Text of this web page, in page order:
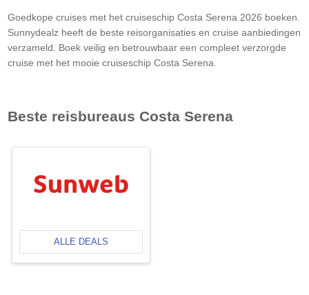
Goedkope cruises met het cruiseschip Costa Serena 2026 boeken.
Sunnydealz heeft de beste reisorganisaties en cruise aanbiedingen
verzameld. Boek veilig en betrouwbaar een compleet verzorgde
cruise met het mooie cruiseschip Costa Serena.
Beste reisbureaus Costa Serena
ALLE DEALS